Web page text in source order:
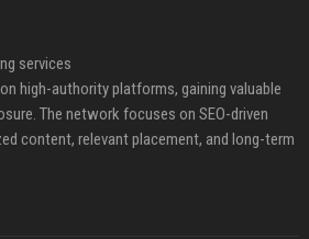
services
high-authority platforms, gaining valuable
The network focuses on SEO-driven
content, relevant placement, and long-term